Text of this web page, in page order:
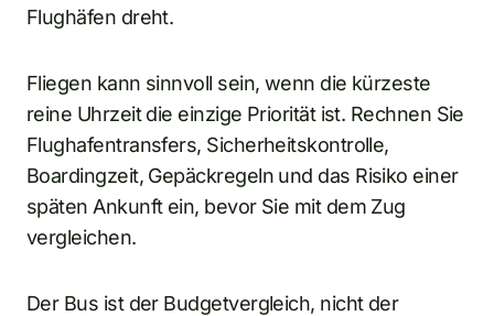
Flughäfen dreht.
Fliegen kann sinnvoll sein, wenn die kürzeste
reine Uhrzeit die einzige Priorität ist. Rechnen Sie
Flughafentransfers, Sicherheitskontrolle,
Boardingzeit, Gepäckregeln und das Risiko einer
späten Ankunft ein, bevor Sie mit dem Zug
vergleichen.
Der Bus ist der Budgetvergleich, nicht der